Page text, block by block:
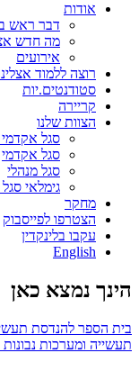
אודות
דבר ראש
מה חדש
אירועים
רוצה ללמוד
סטודנטים.יות
קריירה
הצוות שלנו
סגל אקדמי
סגל אקדמי
סגל מנהלי
גימלאי
מחקר
הצטרפו לפייסבוק
עקבו בלינקדין
English
הינך נמצא כאן
בית הספר להנדסת
תעשייה ומערכות נבונות